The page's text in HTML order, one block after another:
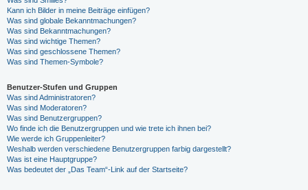
Kann ich Bilder in meine Beiträge einfügen?
Was sind globale Bekanntmachungen?
Was sind Bekanntmachungen?
Was sind wichtige Themen?
Was sind geschlossene Themen?
Was sind Themen-Symbole?
Benutzer-Stufen und Gruppen
Was sind Administratoren?
Was sind Moderatoren?
Was sind Benutzergruppen?
Wo finde ich die Benutzergruppen und wie trete ich ihnen bei?
Wie werde ich Gruppenleiter?
Weshalb werden verschiedene Benutzergruppen farbig dargestellt?
Was ist eine Hauptgruppe?
Was bedeutet der „Das Team“-Link auf der Startseite?